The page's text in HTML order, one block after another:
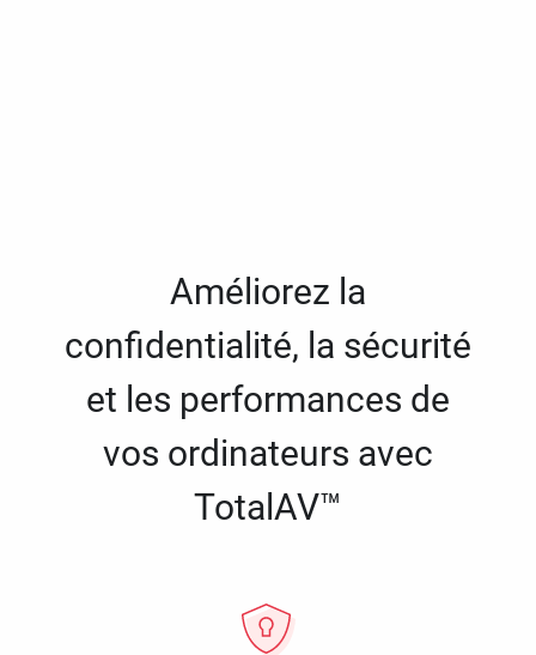
Améliorez la
confidentialité, la sécurité
et les performances de
vos ordinateurs avec
TotalAV™